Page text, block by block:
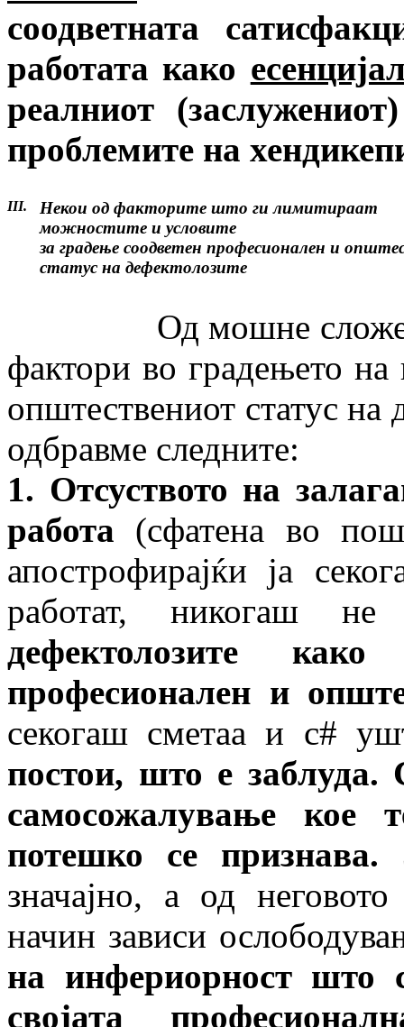
соодветната
работата како
реалниот
проблемите на
III.
Некои од факторите што ги лимитираат
можностите и условите
за градење соодветен професионален и
статус на дефектолозите
Од мошне
фактори во градењето
општествениот статус на
одбравме следните:
1. Отсуството на
работа (сфатена во
апострофирајќи ја
работат, никогаш
дефектолозите
професионален и
секогаш сметаа и с#
постои, што е заблуда.
самосожалување
потешко се признава.
значајно, а од
начин зависи
на инфериорност што
својата